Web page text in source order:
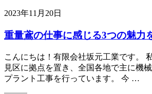
2023年11月20日
重量鳶の仕事に感じる3つの魅力
こんにちは！有限会社坂元工業です。
見区に拠点を置き、全国各地で主に機
プラント工事を行っています。 今 …